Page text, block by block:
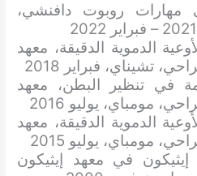
مهارات روبوت دافنشي،
الدموية الدقيقة، معهد
تشيناي، فبراير 2018
في تنظير البطن، معهد
مومباي، يوليو 2016
الدموية الدقيقة، معهد
مومباي، يوليو 2015
في معهد إيثيكون